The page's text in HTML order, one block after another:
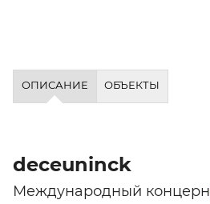
ОПИСАНИЕ ОБЪЕКТЫ
deceuninck
Международный концерн